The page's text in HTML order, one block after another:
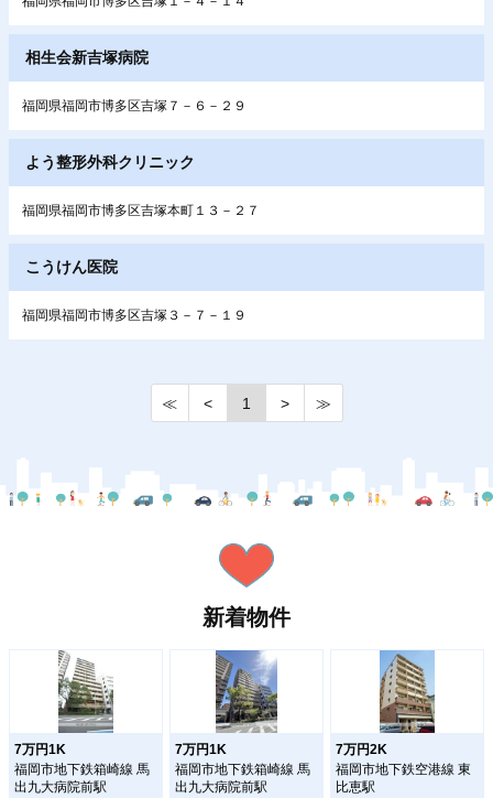
相生会新吉塚病院
福岡県福岡市博多区吉塚７－６－２９
よう整形外科クリニック
福岡県福岡市博多区吉塚本町１３－２７
こうけん医院
福岡県福岡市博多区吉塚３－７－１９
≪ < 1 > ≫
新着物件
7万円1K
福岡市地下鉄箱崎線 馬
出九大病院前駅
7万円1K
福岡市地下鉄箱崎線 馬
出九大病院前駅
7万円2K
福岡市地下鉄空港線 東
比恵駅